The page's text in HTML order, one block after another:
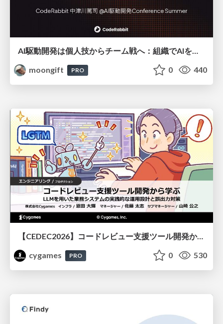
moongift
PRO 0 440
【CEDEC2026】コードレビュー支援ツール開発から学ぶ：LLMを用いた業務システムの実践的な運用設計と誤出力対策
cygames
PRO 0 530